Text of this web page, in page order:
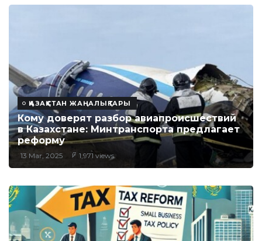
ҚАЗАҚСТАН ЖАҢАЛЫҚТАРЫ
Кому доверят разбор авиапроисшествий
в Казахстане: Минтранспорта предлагает
реформу
13 Mar, 2025 1,971 views